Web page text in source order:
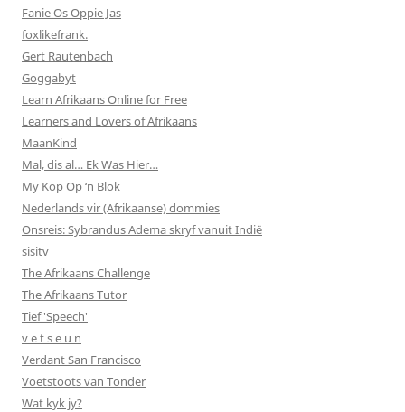
Fanie Os Oppie Jas
foxlikefrank.
Gert Rautenbach
Goggabyt
Learn Afrikaans Online for Free
Learners and Lovers of Afrikaans
MaanKind
Mal, dis al… Ek Was Hier…
My Kop Op ‘n Blok
Nederlands vir (Afrikaanse) dommies
Onsreis: Sybrandus Adema skryf vanuit Indië
sisitv
The Afrikaans Challenge
The Afrikaans Tutor
Tief 'Speech'
v e t s e u n
Verdant San Francisco
Voetstoots van Tonder
Wat kyk jy?